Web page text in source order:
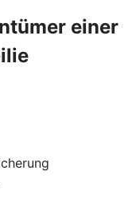
einer